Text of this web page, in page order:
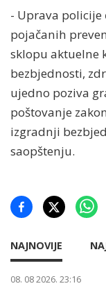
- Uprava policije
pojačanih
sklopu aktuelne
bezbjednosti,
ujedno poziva
poštovanje
izgradnji
saopštenju.
NAJNOVIJE
08. 08 2026. 23:16